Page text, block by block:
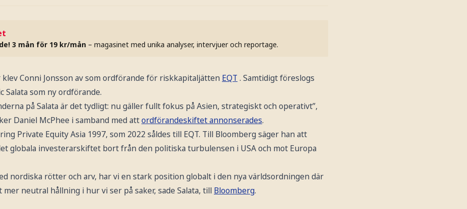
3 mån för 19 kr/mån – magasinet med unika analyser, intervjuer och reportage.
Conni Jonsson av som ordförande för riskkapitaljätten EQT . Samtidigt föreslogs
Salata som ny ordförande.
på Salata är det tydligt: nu gäller fullt fokus på Asien, strategiskt och operativt”,
Daniel McPhee i samband med attordförandeskiftet annonserades.
Private Equity Asia 1997, som 2022 såldes till EQT. Till Bloomberg säger han att
globala investerarskiftet bort från den politiska turbulensen i USA och mot Europa
nordiska rötter och arv, har vi en stark position globalt i den nya världsordningen där
mer neutral hållning i hur vi ser på saker, sade Salata, till Bloomberg.